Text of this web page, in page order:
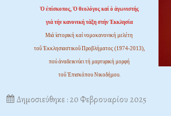
Ὁ ἐπίσκοπος, Ὁ θεολόγος καί ὁ ἀγωνιστής
γιά τήν κανονική τάξη στήν Ἐκκλησία
Μιά ἱστορική καί νομοκανονική μελέτη
τοῦ Ἐκκλησιαστικοῦ Προβλήματος (1974-2013),
πού ἀναδεικνύει τή μαρτυρική μορφή
τοῦ Ἐπισκόπου Νικοδήμου.
Δημοσιεύθηκε : 20 Φεβρουαρίου 2025